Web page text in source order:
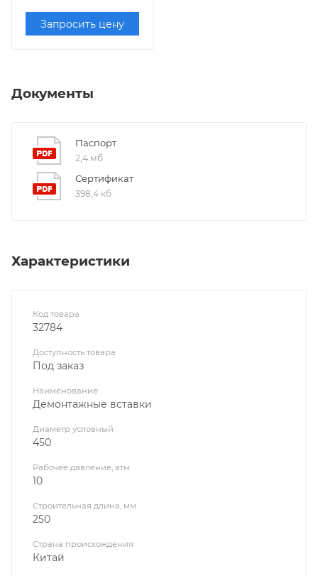
Запросить цену
Документы
Паспорт
2,4 мб
Сертификат
398,4 кб
Характеристики
Код товара
32784
Доступность товара
Под заказ
Наименование
Демонтажные вставки
Диаметр условный
450
Рабочее давление, атм
10
Строительная длина, мм
250
Страна происхождения
Китай